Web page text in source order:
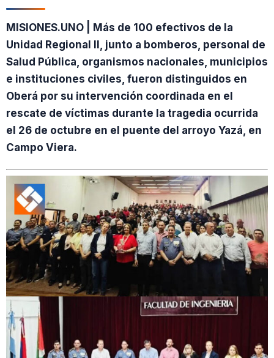
MISIONES.UNO | Más de 100 efectivos de la
Unidad Regional II, junto a bomberos, personal de
Salud Pública, organismos nacionales, municipios
e instituciones civiles, fueron distinguidos en
Oberá por su intervención coordinada en el
rescate de víctimas durante la tragedia ocurrida
el 26 de octubre en el puente del arroyo Yazá, en
Campo Viera.